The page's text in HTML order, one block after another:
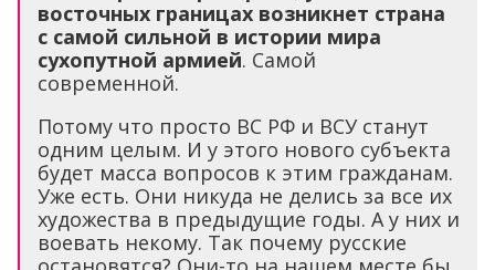
восточных границах возникнет страна
с самой сильной в истории мира
сухопутной армией. Самой
современной.
Потому что просто ВС РФ и ВСУ станут
одним целым. И у этого нового субъекта
будет масса вопросов к этим гражданам.
Уже есть. Они никуда не делись за все их
художества в предыдущие годы. А у них и
воевать некому. Так почему русские